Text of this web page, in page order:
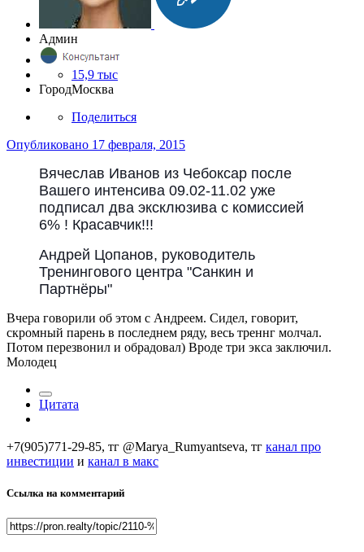
Админ
15,9 тыс
ГородМосква
Поделиться
Опубликовано 17 февраля, 2015
Вячеслав Иванов из Чебоксар после
Вашего интенсива 09.02-11.02 уже
подписал два эксклюзива с комиссией
6% ! Красавчик!!!
Андрей Цопанов, руководитель
Тренингового центра "Санкин и
Партнёры"
Вчера говорили об этом с Андреем. Сидел, говорит,
скромный парень в последнем ряду, весь треннг молчал.
Потом перезвонил и обрадовал) Вроде три экса заключил.
Молодец
Цитата
+7(905)771-29-85, тг @Marya_Rumyantseva, тг канал про
инвестиции и канал в макс
Ссылка на комментарий